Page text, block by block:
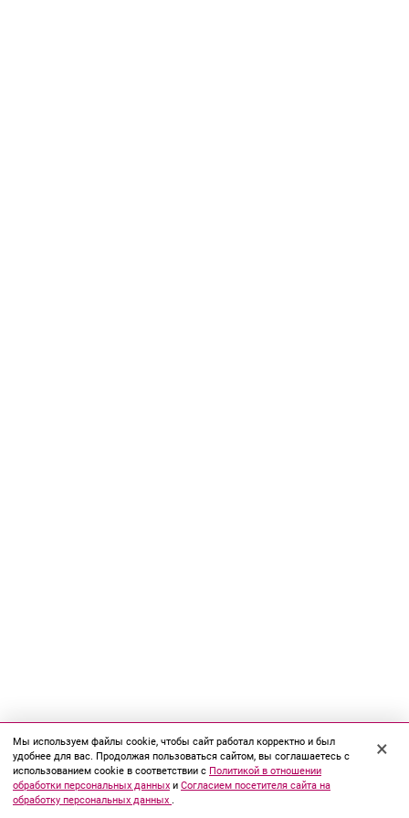
Мы используем файлы cookie, чтобы сайт работал корректно и был
удобнее для вас. Продолжая пользоваться сайтом, вы соглашаетесь с
использованием cookie в соответствии с Политикой в отношении
обработки персональных данных и Согласием посетителя сайта на
обработку персональных данных .
×